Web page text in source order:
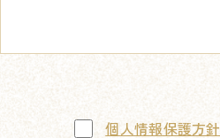
個人情報保護方針